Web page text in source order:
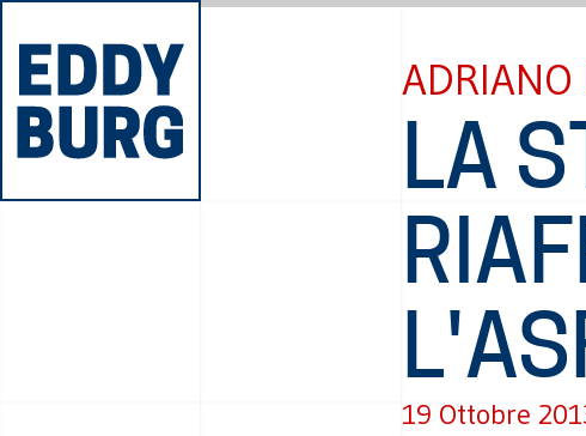
ADRIANO
LA
19 Ottobre